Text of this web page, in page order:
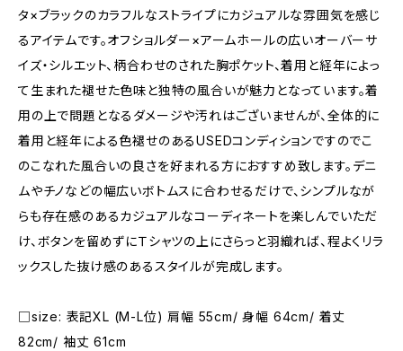
タ×ブラックのカラフルなストライプにカジュアルな雰囲気を感じ
るアイテムです。オフショルダー×アームホールの広いオーバーサ
イズ・シルエット、柄合わせのされた胸ポケット、着用と経年によっ
て生まれた褪せた色味と独特の風合いが魅力となっています。着
用の上で問題となるダメージや汚れはございませんが、全体的に
着用と経年による色褪せのあるUSEDコンディションですのでこ
のこなれた風合いの良さを好まれる方におすすめ致します。デニ
ムやチノなどの幅広いボトムスに合わせるだけで、シンプルなが
らも存在感のあるカジュアルなコーディネートを楽しんでいただ
け、ボタンを留めずにＴシャツの上にさらっと羽織れば、程よくリラ
ックスした抜け感のあるスタイルが完成します。
□size: 表記XL (M-L位) 肩幅 55cm/ 身幅 64cm/ 着丈
82cm/ 袖丈 61cm